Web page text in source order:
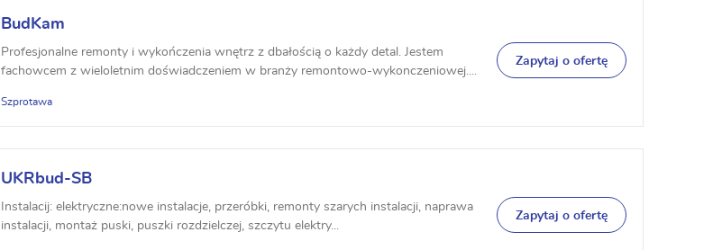
BudKam
Profesjonalne remonty i wykończenia wnętrz z dbałością o każdy detal. Jestem
fachowcem z wieloletnim doświadczeniem w branży remontowo-wykonczeniowej....
Szprotawa
Zapytaj o ofertę
UKRbud-SB
Instalacij: elektryczne:nowe instalacje, przeróbki, remonty szarych instalacji, naprawa
instalacji, montaż puski, puszki rozdzielczej, szczytu elektry...
Zapytaj o ofertę